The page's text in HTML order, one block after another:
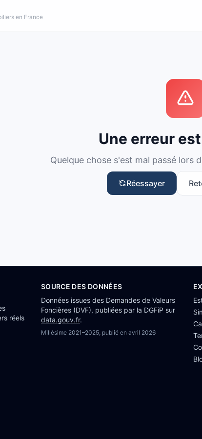
en France
Une erreur
Quelque chose s'est mal passé lors
Réessayer
réels
SOURCE DES DONNÉES
Données issues des Demandes de Valeurs
Foncières (DVF), publiées par la DGFiP sur
data.gouv.fr.
Millésime 2021–2025, publié en avril 2026